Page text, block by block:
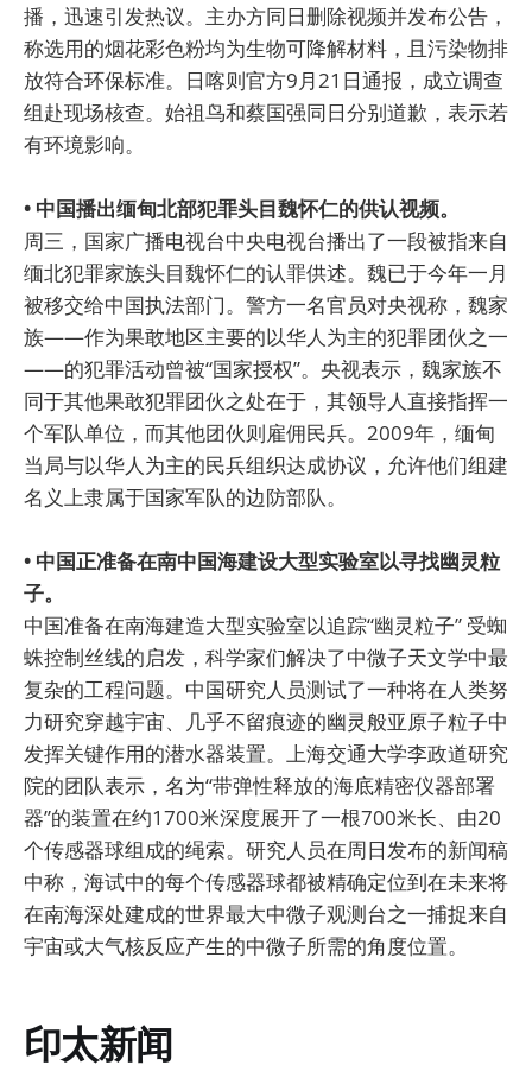
播，迅速引发热议。主办方同日删除视频并发布公告，
称选用的烟花彩色粉均为生物可降解材料，且污染物排
放符合环保标准。日喀则官方9月21日通报，成立调查
组赴现场核查。始祖鸟和蔡国强同日分别道歉，表示若
有环境影响。
• 中国播出缅甸北部犯罪头目魏怀仁的供认视频。
周三，国家广播电视台中央电视台播出了一段被指来自
缅北犯罪家族头目魏怀仁的认罪供述。魏已于今年一月
被移交给中国执法部门。警方一名官员对央视称，魏家
族——作为果敢地区主要的以华人为主的犯罪团伙之一
——的犯罪活动曾被“国家授权”。央视表示，魏家族不
同于其他果敢犯罪团伙之处在于，其领导人直接指挥一
个军队单位，而其他团伙则雇佣民兵。2009年，缅甸
当局与以华人为主的民兵组织达成协议，允许他们组建
名义上隶属于国家军队的边防部队。
• 中国正准备在南中国海建设大型实验室以寻找幽灵粒
子。
中国准备在南海建造大型实验室以追踪“幽灵粒子” 受蜘
蛛控制丝线的启发，科学家们解决了中微子天文学中最
复杂的工程问题。中国研究人员测试了一种将在人类努
力研究穿越宇宙、几乎不留痕迹的幽灵般亚原子粒子中
发挥关键作用的潜水器装置。上海交通大学李政道研究
院的团队表示，名为“带弹性释放的海底精密仪器部署
器”的装置在约1700米深度展开了一根700米长、由20
个传感器球组成的绳索。研究人员在周日发布的新闻稿
中称，海试中的每个传感器球都被精确定位到在未来将
在南海深处建成的世界最大中微子观测台之一捕捉来自
宇宙或大气核反应产生的中微子所需的角度位置。
印太新闻